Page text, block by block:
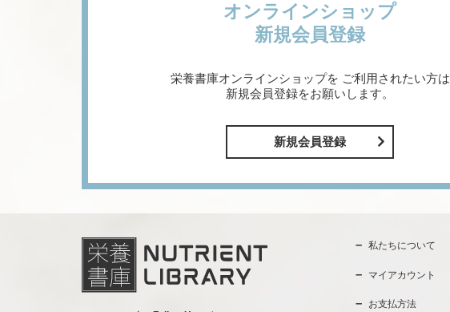
オンラインショップ
新規会員登録
栄養書庫オンラインショップを ご利用されたい方は
新規会員登録をお願いします。
新規会員登録
私たちについて
マイアカウント
お支払方法